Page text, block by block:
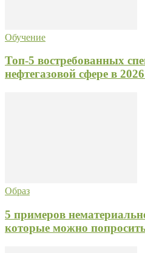
Обучение
Топ-5 востребованных
нефтегазовой сфере в
Образ
5 примеров
которые можно